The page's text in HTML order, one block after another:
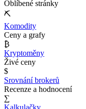
Oblíbené stránky
⛏
Komodity
Ceny a grafy
₿
Kryptoměny
Živé ceny
$
Srovnání brokerů
Recenze a hodnocení
∑
Kalkulačky